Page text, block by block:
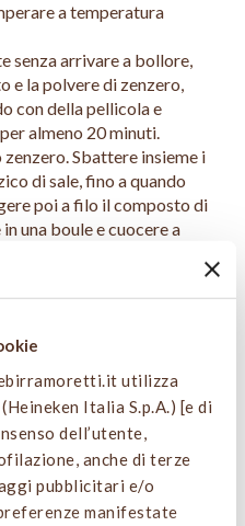
utilizza
Italia S.p.A.) [e di
dell’utente,
anche di terze
pubblicitari e/o
manifestate
a temperatura
senza arrivare a bollore,
e la polvere di zenzero,
con della pellicola e
almeno 20 minuti.
Sbattere insieme i
di sale, fino a quando
poi a filo il composto di
una boule e cuocere a
degli 82°C, lasciar
ambiente, strizzare la
in acqua fredda e
raggiunti i 25°C
tutto nel sifone, caricarlo
frigo fino al momento
e acqua in un pentolino,
lo zucchero,
raffreddare. Mantecare
fino al momento